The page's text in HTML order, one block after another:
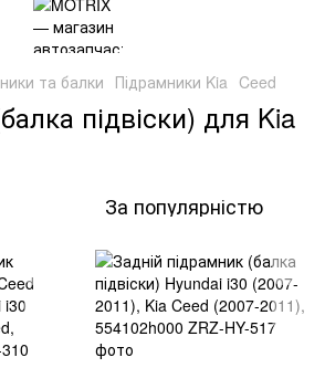
та балки Підрамники Kia Ceed
підвіски) для Kia
За популярністю